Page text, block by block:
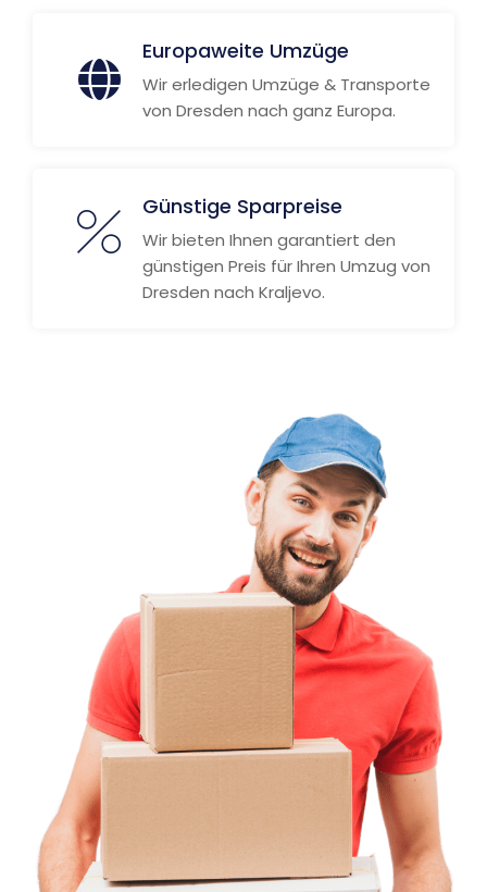
Europaweite Umzüge
Wir erledigen Umzüge & Transporte
von Dresden nach ganz Europa.
Günstige Sparpreise
Wir bieten Ihnen garantiert den
günstigen Preis für Ihren Umzug von
Dresden nach Kraljevo.